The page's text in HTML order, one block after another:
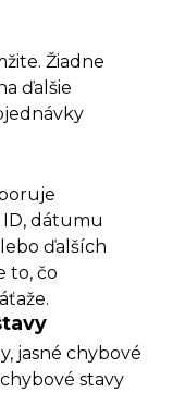
Žiadne
ďalšie
dátumu
ďalších
to, čo
jasné chybové
stavy